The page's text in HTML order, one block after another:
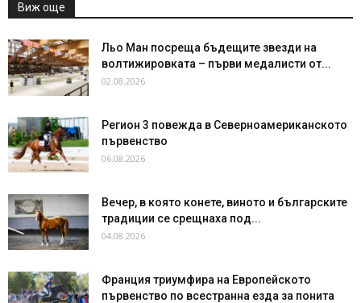
Виж още
Льо Ман посреща бъдещите звезди на
волтижировката – първи медалисти от...
02.08.2026
Регион 3 повежда в Северноамериканското
първенство
06.08.2026
Вечер, в която конете, виното и българските
традиции се срещнаха под...
04.08.2026
Франция триумфира на Европейското
първенство по всестранна езда за понита